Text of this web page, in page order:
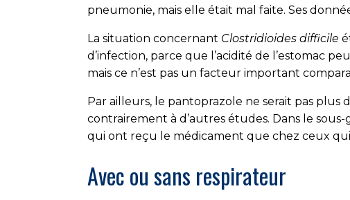
pneumonie, mais elle était mal faite. Ses
La situation concernant Clostridioides difficile
d’infection, parce que l’acidité de l’estomac
mais ce n’est pas un facteur important
Par ailleurs, le pantoprazole ne serait pas plus
contrairement à d’autres études. Dans le
qui ont reçu le médicament que chez ceux
Avec ou sans respirateur